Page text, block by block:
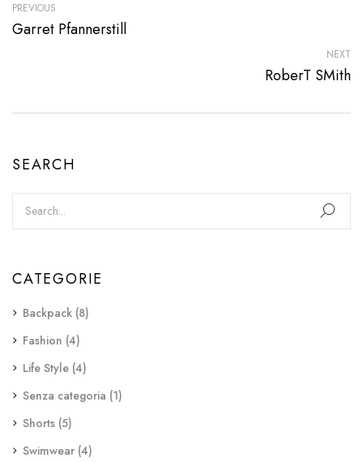
SEARCH
CATEGORIE
Backpack (8)
Fashion (4)
Life Style (4)
Senza categoria (1)
Shorts (5)
Swimwear (4)
PREVIOUS
Garret Pfannerstill
NEXT
RoberT SMith